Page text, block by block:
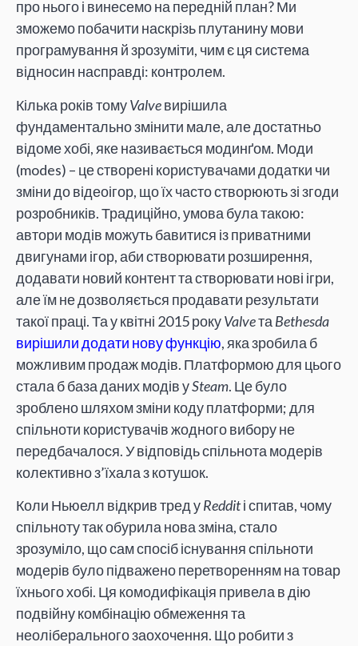
про нього і винесемо на передній план? Ми
зможемо побачити наскрізь плутанину мови
програмування й зрозуміти, чим є ця система
відносин насправді: контролем.
Кілька років томуValveвирішила
фундаментально змінити мале, але достатньо
відоме хобі, яке називається модинґом. Моди
(modes) – це створені користувачами додатки чи
зміни до відеоігор, що їх часто створюють зі згоди
розробників. Традиційно, умова була такою:
автори модів можуть бавитися із приватними
двигунами ігор, аби створювати розширення,
додавати новий контент та створювати нові ігри,
але їм не дозволяється продавати результати
такої праці. Та у квітні 2015 рокуValveта Bethesda
вирішили додати нову функцію, яка зробила б
можливим продаж модів. Платформою для цього
стала б база даних модів уSteam. Це було
зроблено шляхом зміни коду платформи; для
спільноти користувачів жодного вибору не
передбачалося. У відповідь спільнота модерів
колективно з’їхала з котушок.
Коли Ньюелл відкрив тред уRedditі спитав, чому
спільноту так обурила нова зміна, стало
зрозуміло, що сам спосіб існування спільноти
модерів було підважено перетворенням на товар
їхнього хобі. Ця комодифікація привела в дію
подвійну комбінацію обмеження та
неоліберального заохочення. Що робити з